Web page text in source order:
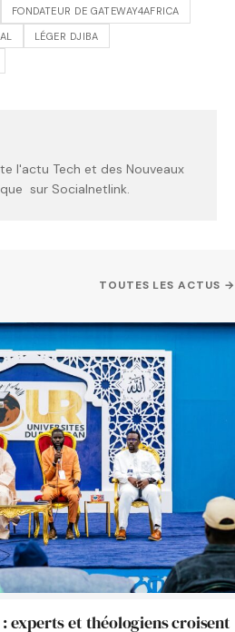
FONDATEUR DE GATEWAY4AFRICA
LÉGER DJIBA
l'actu Tech et des Nouveaux
sur Socialnetlink.
TOUTES LES ACTUS →
experts et théologiens croisent